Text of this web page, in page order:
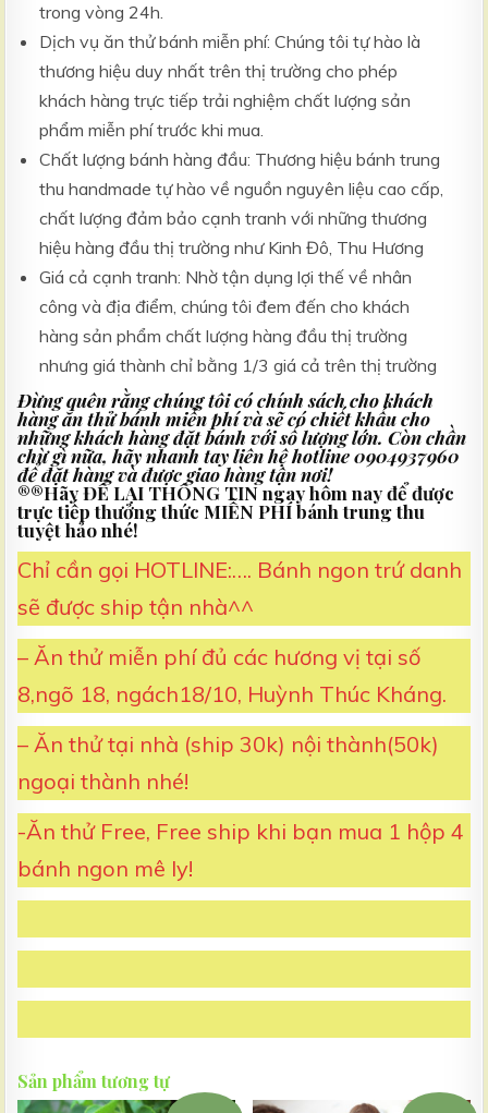
trong vòng 24h.
Dịch vụ ăn thử bánh miễn phí: Chúng tôi tự hào là
thương hiệu duy nhất trên thị trường cho phép
khách hàng trực tiếp trải nghiệm chất lượng sản
phẩm miễn phí trước khi mua.
Chất lượng bánh hàng đầu: Thương hiệu bánh trung
thu handmade tự hào về nguồn nguyên liệu cao cấp,
chất lượng đảm bảo cạnh tranh với những thương
hiệu hàng đầu thị trường như Kinh Đô, Thu Hương
Giá cả cạnh tranh: Nhờ tận dụng lợi thế về nhân
công và địa điểm, chúng tôi đem đến cho khách
hàng sản phẩm chất lượng hàng đầu thị trường
nhưng giá thành chỉ bằng 1/3 giá cả trên thị trường
Đừng quên rằng chúng tôi có chính sách cho khách
hàng ăn thử bánh miễn phí và sẽ có chiết khấu cho
những khách hàng đặt bánh với số lượng lớn. Còn chần
chừ gì nữa, hãy nhanh tay liên hệ hotline 0904937960
để đặt hàng và được giao hàng tận nơi!
®®Hãy ĐỂ LẠI THÔNG TIN ngay hôm nay để được
trực tiếp thưởng thức MIỄN PHÍ bánh trung thu
tuyệt hảo nhé!
Chỉ cần gọi HOTLINE:…. Bánh ngon trứ danh
sẽ được ship tận nhà^^
– Ăn thử miễn phí đủ các hương vị tại số
8,ngõ 18, ngách18/10, Huỳnh Thúc Kháng.
– Ăn thử tại nhà (ship 30k) nội thành(50k)
ngoại thành nhé!
-Ăn thử Free, Free ship khi bạn mua 1 hộp 4
bánh ngon mê ly!
Sản phẩm tương tự